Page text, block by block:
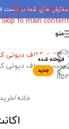
Skip to navigation
Skip to main content
سفارش های شما در دست
منو
فروخته شده
جدید
خانه/